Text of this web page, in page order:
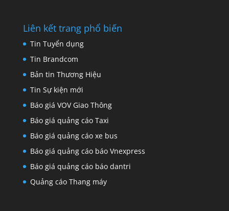
Liên kết trang phổ biến
Tin Tuyển dụng
Tin Brandcom
Bản tin Thương Hiệu
Tin Sự kiện mới
Báo giá VOV Giao Thông
Báo giá quảng cáo Taxi
Báo giá quảng cáo xe bus
Báo giá quảng cáo báo Vnexpress
Báo giá quảng cáo báo dantri
Quảng cáo Thang máy